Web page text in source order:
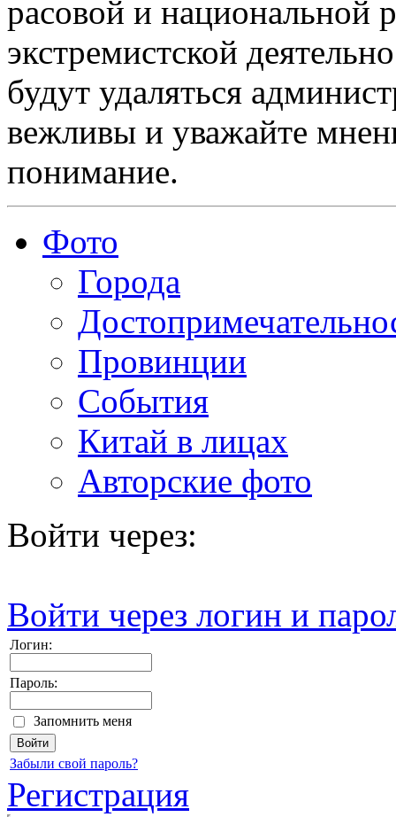
расовой и национальной
экстремистской
будут удаляться
вежливы и уважайте
понимание.
Фото
Города
Провинции
События
Китай в лицах
Авторские фото
Войти через:
Войти через логин и
Логин:
Пароль:
Запомнить меня
Забыли свой пароль?
Регистрация